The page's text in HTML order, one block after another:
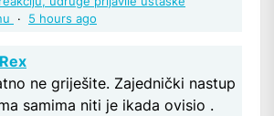
· 5 hours ago
ne griješite. Zajednički nastup
samima niti je ikada ovisio .